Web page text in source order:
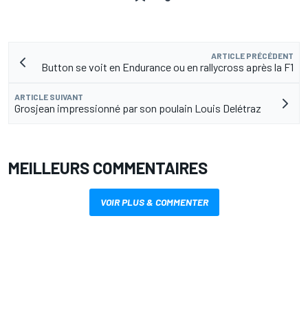
ARTICLE PRÉCÉDENT
Button se voit en Endurance ou en rallycross après la F1
ARTICLE SUIVANT
Grosjean impressionné par son poulain Louis Delétraz
MEILLEURS COMMENTAIRES
VOIR PLUS & COMMENTER